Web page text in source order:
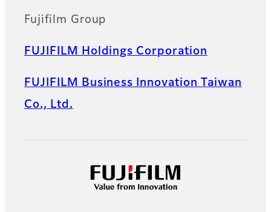
Fujifilm Group
FUJIFILM Holdings Corporation
FUJIFILM Business Innovation Taiwan
Co., Ltd.